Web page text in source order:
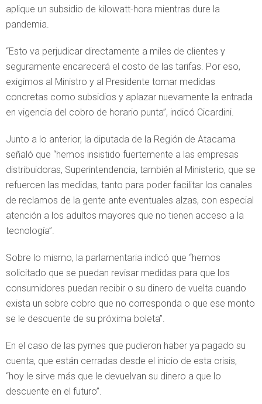
aplique un subsidio de kilowatt-hora mientras dure la
pandemia.
“Esto va perjudicar directamente a miles de clientes y
seguramente encarecerá el costo de las tarifas. Por eso,
exigimos al Ministro y al Presidente tomar medidas
concretas como subsidios y aplazar nuevamente la entrada
en vigencia del cobro de horario punta”, indicó Cicardini.
Junto a lo anterior, la diputada de la Región de Atacama
señaló que “hemos insistido fuertemente a las empresas
distribuidoras, Superintendencia, también al Ministerio, que se
refuercen las medidas, tanto para poder facilitar los canales
de reclamos de la gente ante eventuales alzas, con especial
atención a los adultos mayores que no tienen acceso a la
tecnología”.
Sobre lo mismo, la parlamentaria indicó que “hemos
solicitado que se puedan revisar medidas para que los
consumidores puedan recibir o su dinero de vuelta cuando
exista un sobre cobro que no corresponda o que ese monto
se le descuente de su próxima boleta”.
En el caso de las pymes que pudieron haber ya pagado su
cuenta, que están cerradas desde el inicio de esta crisis,
“hoy le sirve más que le devuelvan su dinero a que lo
descuente en el futuro”.